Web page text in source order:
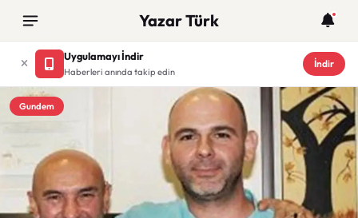
Yazar Türk
Uygulamayı İndir
Haberleri anında takip edin
İndir
Gundem